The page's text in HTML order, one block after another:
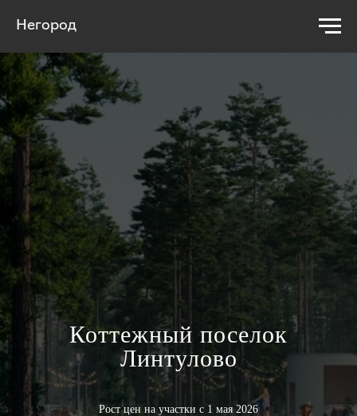
Негород
Коттежный поселок
Линтулово
Рост цен на участки с 1 мая 2026